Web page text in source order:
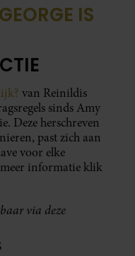
IS
van Reinildis
sinds Amy
Deze herschreven
past zich aan
voor elke
informatie klik
via deze